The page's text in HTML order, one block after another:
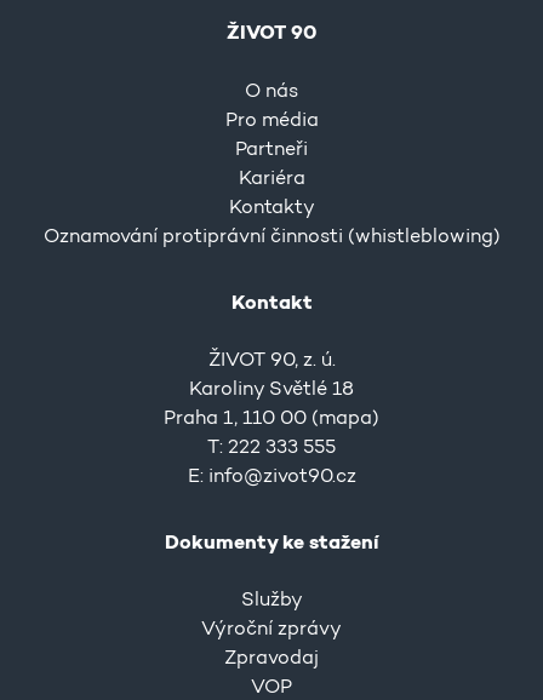
ŽIVOT 90
O nás
Pro média
Partneři
Kariéra
Kontakty
Oznamování protiprávní činnosti (whistleblowing)
Kontakt
ŽIVOT 90, z. ú.
Karoliny Světlé 18
Praha 1, 110 00 (mapa)
T: 222 333 555
E: info@zivot90.cz
Dokumenty ke stažení
Služby
Výroční zprávy
Zpravodaj
VOP